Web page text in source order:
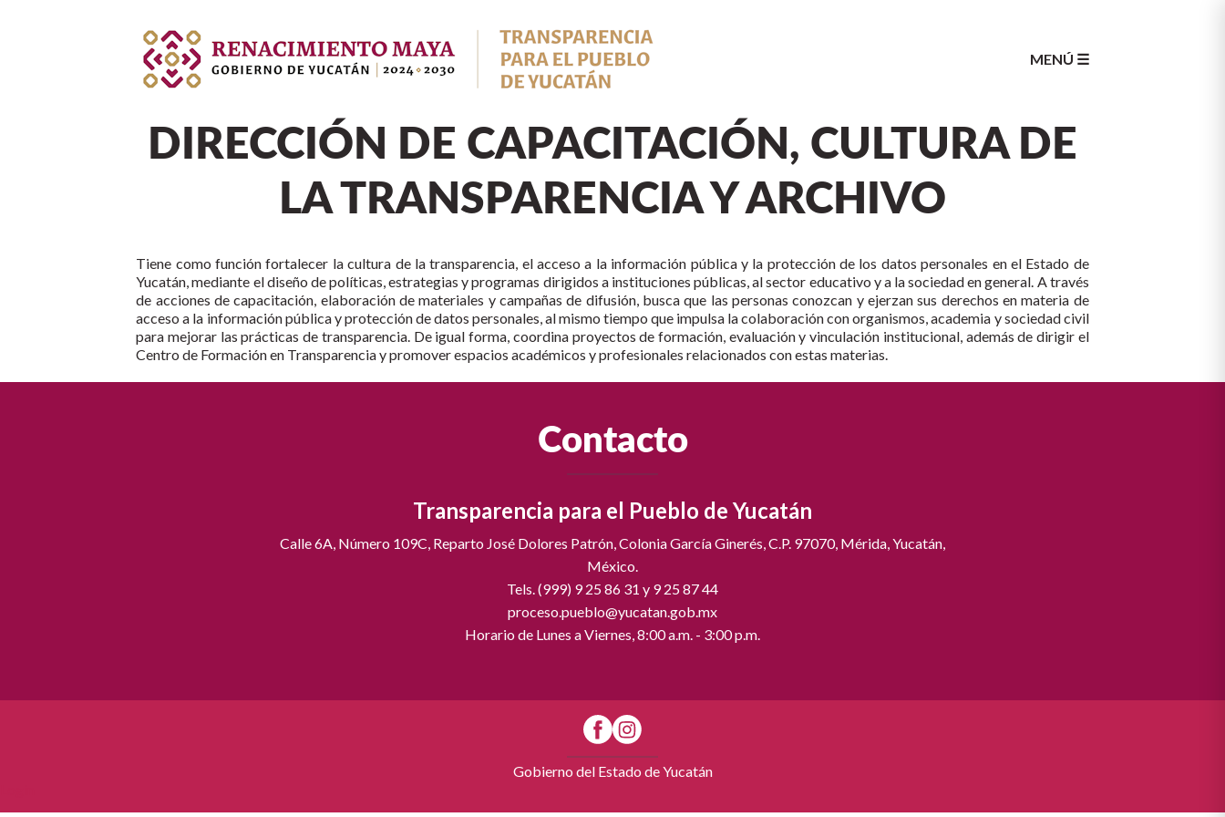
MENÚ ☰
DIRECCIÓN DE CAPACITACIÓN, CULTURA DE
LA TRANSPARENCIA Y ARCHIVO
Tiene como función fortalecer la cultura de la transparencia, el acceso a la información pública y la protección de los datos personales en el Estado de
Yucatán, mediante el diseño de políticas, estrategias y programas dirigidos a instituciones públicas, al sector educativo y a la sociedad en general. A través
de acciones de capacitación, elaboración de materiales y campañas de difusión, busca que las personas conozcan y ejerzan sus derechos en materia de
acceso a la información pública y protección de datos personales, al mismo tiempo que impulsa la colaboración con organismos, academia y sociedad civil
para mejorar las prácticas de transparencia. De igual forma, coordina proyectos de formación, evaluación y vinculación institucional, además de dirigir el
Centro de Formación en Transparencia y promover espacios académicos y profesionales relacionados con estas materias.
Contacto
Transparencia para el Pueblo de Yucatán
Calle 6A, Número 109C, Reparto José Dolores Patrón, Colonia García Ginerés, C.P. 97070, Mérida, Yucatán,
México.
Tels. (999) 9 25 86 31 y 9 25 87 44
proceso.pueblo@yucatan.gob.mx
Horario de Lunes a Viernes, 8:00 a.m. - 3:00 p.m.
Gobierno del Estado de Yucatán